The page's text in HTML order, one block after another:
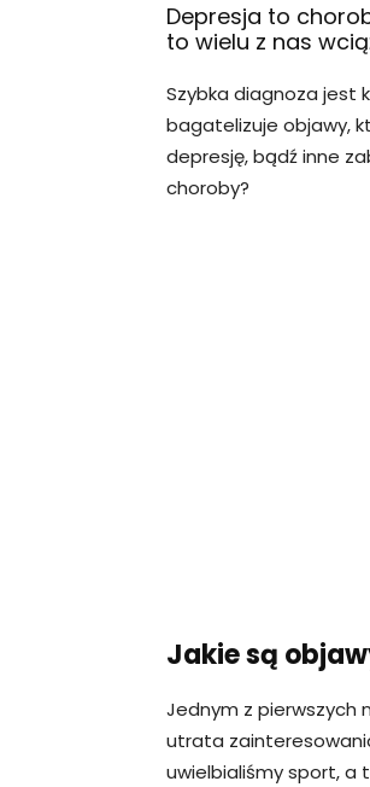
Depresja to
to wielu z nas
Szybka diagnoza jest
bagatelizuje objawy,
depresję, bądź inne
choroby?
Jakie są
Jednym z pierwszych
utrata
uwielbialiśmy sport, a